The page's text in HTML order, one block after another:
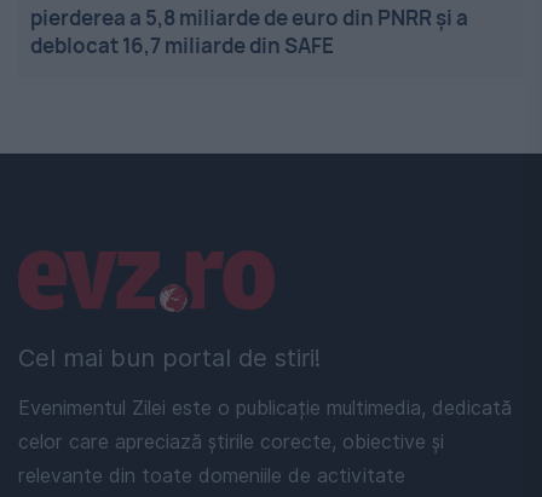
pierderea a 5,8 miliarde de euro din PNRR și a
deblocat 16,7 miliarde din SAFE
Cel mai bun portal de stiri!
Evenimentul Zilei este o publicație multimedia, dedicată
celor care apreciază știrile corecte, obiective și
relevante din toate domeniile de activitate
Linkuri utile